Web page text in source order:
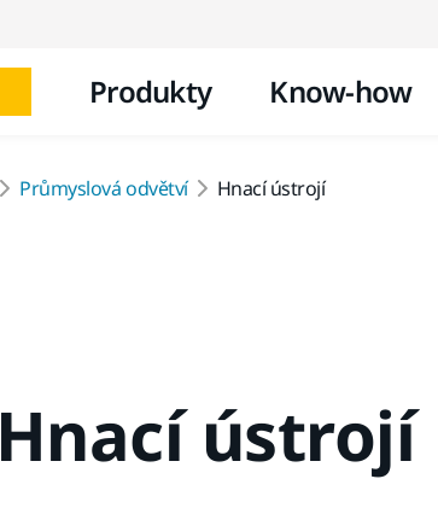
Produkty Know-how
Průmyslová odvětví Hnací ústrojí
Hnací ústrojí